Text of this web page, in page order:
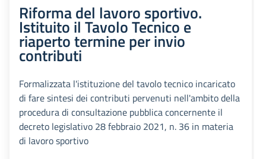
Riforma del lavoro sportivo.
Istituito il Tavolo Tecnico e
riaperto termine per invio
contributi
Formalizzata l'istituzione del tavolo tecnico incaricato
di fare sintesi dei contributi pervenuti nell'ambito della
procedura di consultazione pubblica concernente il
decreto legislativo 28 febbraio 2021, n. 36 in materia
di lavoro sportivo